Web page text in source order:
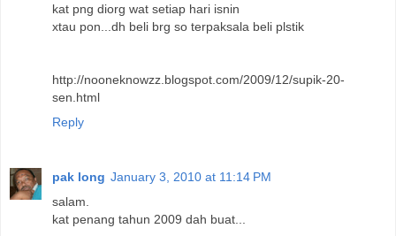
kat png diorg wat setiap hari isnin
xtau pon...dh beli brg so terpaksala beli plstik
http://nooneknowzz.blogspot.com/2009/12/supik-20-
sen.html
Reply
pak long January 3, 2010 at 11:14 PM
salam.
kat penang tahun 2009 dah buat...